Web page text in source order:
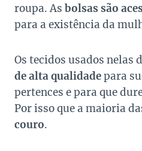
roupa. As bolsas são
para a existência da
Os tecidos usados nelas
de alta qualidadepara
pertences e para que
Por isso que a maioria
couro.